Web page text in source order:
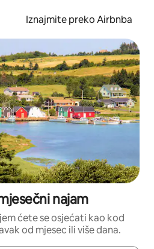
Iznajmite preko Airbnba
najam
ćete se osjećati kao kod
od mjesec ili više dana.